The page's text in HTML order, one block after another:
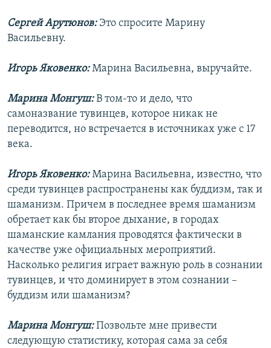
Сергей Арутюнов:Это спросите Марину
Васильевну.
Игорь Яковенко:Марина Васильевна, выручайте.
Марина Монгуш:В том-то и дело, что
самоназвание тувинцев, которое никак не
переводится, но встречается в источниках уже с 17
века.
Игорь Яковенко:Марина Васильевна, известно, что
среди тувинцев распространены как буддизм, так и
шаманизм. Причем в последнее время шаманизм
обретает как бы второе дыхание, в городах
шаманские камлания проводятся фактически в
качестве уже официальных мероприятий.
Насколько религия играет важную роль в сознании
тувинцев, и что доминирует в этом сознании –
буддизм или шаманизм?
Марина Монгуш:Позвольте мне привести
следующую статистику, которая сама за себя